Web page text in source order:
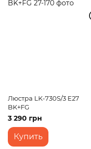
Люстра LK-730S/3 E27
BK+FG
3 290 грн
Купить